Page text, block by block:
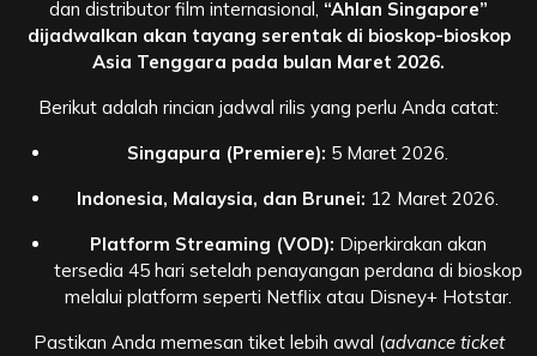
dan distributor film internasional, “Ahlan Singapore”
dijadwalkan akan tayang serentak di bioskop-bioskop
Asia Tenggara pada bulan Maret 2026.
Berikut adalah rincian jadwal rilis yang perlu Anda catat:
Singapura (Premiere): 5 Maret 2026.
Indonesia, Malaysia, dan Brunei: 12 Maret 2026.
Platform Streaming (VOD): Diperkirakan akan
tersedia 45 hari setelah penayangan perdana di bioskop
melalui platform seperti Netflix atau Disney+ Hotstar.
Pastikan Anda memesan tiket lebih awal (advance ticket